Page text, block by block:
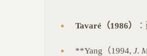
Tavaré（1986）
**Yang（1994, J.